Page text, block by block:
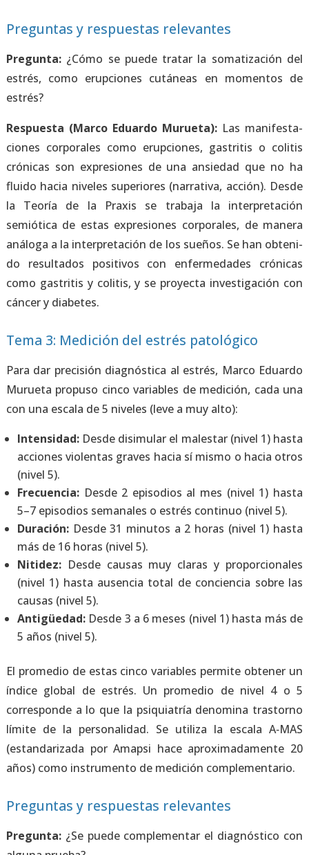
Preguntas y respuestas relevantes
Pre­gun­ta:¿Cómo se pue­de tra­tar la soma­ti­za­ción del
estrés, como erup­cio­nes cutá­neas en momen­tos de
estrés?
Res­pues­ta (Mar­co Eduar­do Murue­ta): Las mani­fes­ta­
cio­nes cor­po­ra­les como erup­cio­nes, gas­tri­tis o coli­tis
cró­ni­cas son expre­sio­nes de una ansie­dad que no ha
flui­do hacia nive­les supe­rio­res (narra­ti­va, acción). Des­de
la Teo­ría de la Pra­xis se tra­ba­ja la inter­pre­ta­ción
semióti­ca de estas expre­sio­nes cor­po­ra­les, de mane­ra
aná­lo­ga a la inter­pre­ta­ción de los sue­ños. Se han obte­ni­
do resul­ta­dos posi­ti­vos con enfer­me­da­des cró­ni­cas
como gas­tri­tis y coli­tis, y se pro­yec­ta inves­ti­ga­ción con
cán­cer y dia­be­tes.
Tema 3: Medición del estrés patológico
Para dar pre­ci­sión diag­nós­ti­ca al estrés, Mar­co Eduar­do
Murue­ta pro­pu­so cin­co varia­bles de medi­ción, cada una
con una esca­la de 5 nive­les (leve a muy alto):
Inten­si­dad:Des­de disi­mu­lar el males­tar (nivel 1) has­ta
accio­nes vio­len­tas gra­ves hacia sí mis­mo o hacia otros
(nivel 5).
Fre­cuen­cia:Des­de 2 epi­so­dios al mes (nivel 1) has­ta
5–7 epi­so­dios sema­na­les o estrés con­ti­nuo (nivel 5).
Dura­ción:Des­de 31 minu­tos a 2 horas (nivel 1) has­ta
más de 16 horas (nivel 5).
Niti­dez:Des­de cau­sas muy cla­ras y pro­por­cio­na­les
(nivel 1) has­ta ausen­cia total de con­cien­cia sobre las
cau­sas (nivel 5).
Anti­güe­dad:Des­de 3 a 6 meses (nivel 1) has­ta más de
5 años (nivel 5).
El pro­me­dio de estas cin­co varia­bles per­mi­te obte­ner un
índi­ce glo­bal de estrés. Un pro­me­dio de nivel 4 o 5
corres­pon­de a lo que la psi­quia­tría deno­mi­na tras­torno
lími­te de la per­so­na­li­dad. Se uti­li­za la esca­la A‑MAS
(estan­da­ri­za­da por Amap­si hace apro­xi­ma­da­men­te 20
años) como ins­tru­men­to de medi­ción com­ple­men­ta­rio.
Preguntas y respuestas relevantes
Pre­gun­ta:¿Se pue­de com­ple­men­tar el diag­nós­ti­co con